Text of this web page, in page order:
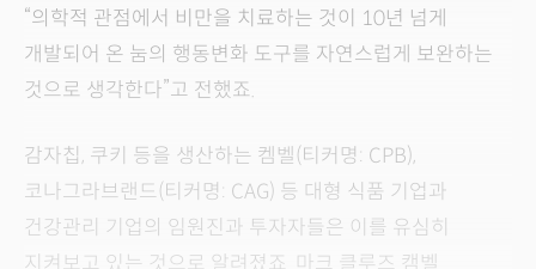
“의학적 관점에서 비만을 치료하는 것이 10년 넘게
개발되어 온 눔의 행동변화 도구를 자연스럽게 보완하는
것으로 생각한다”고 전했죠.
감자칩, 쿠키 등을 생산하는 켐벨(티커명: CPB),
코나그라브랜드(티커명: CAG) 등 대형 식품 기업과
건강관리 기업의 임원진과 투자자들은 이를 유심히
지켜보고 있는 것으로 알려졌죠. 마크 클루즈 캠벨